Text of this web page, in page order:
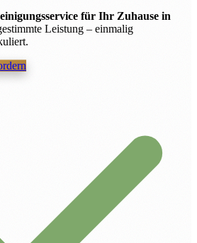
für Ihr Zuhause in
Leistung – einmalig